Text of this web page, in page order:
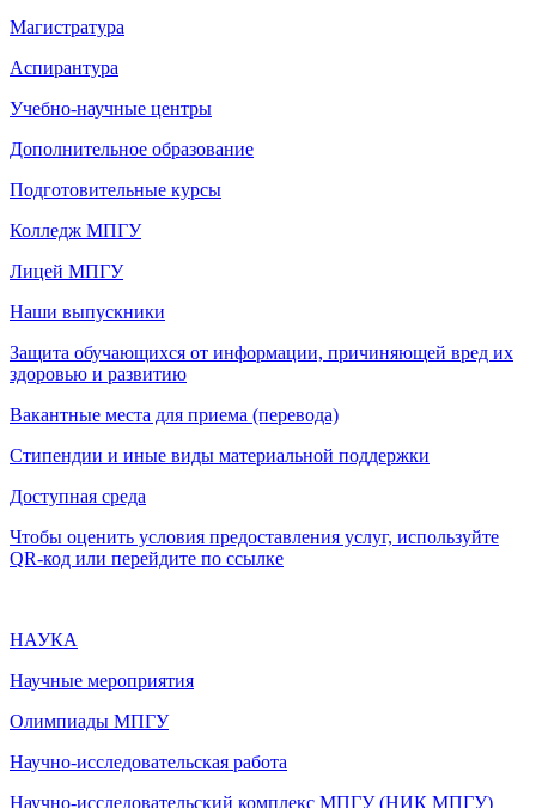
Магистратура
Аспирантура
Учебно-научные центры
Дополнительное образование
Подготовительные курсы
Колледж МПГУ
Лицей МПГУ
Наши выпускники
Защита обучающихся от информации, причиняющей вред их
здоровью и развитию
Вакантные места для приема (перевода)
Стипендии и иные виды материальной поддержки
Доступная среда
Чтобы оценить условия предоставления услуг, используйте
QR-код или перейдите по ссылке
НАУКА
Научные мероприятия
Олимпиады МПГУ
Научно-исследовательская работа
Научно-исследовательский комплекс МПГУ (НИК МПГУ)